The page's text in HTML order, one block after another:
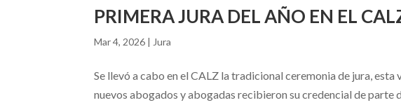
PRIMERA JURA DEL AÑO EN EL
Mar 4, 2026 |Jura
Se llevó a cabo en el CALZ la tradicional ceremonia de jura,
nuevos abogados y abogadas recibieron su credencial de parte